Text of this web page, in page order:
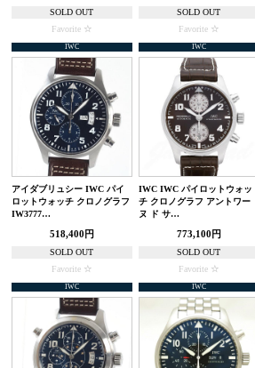
SOLD OUT
Favorite
SOLD OUT
Favorite
IWC
アイダブリュシー IWC パイ
ロットウォッチ クロノグラフ
IW3777…
518,400円
SOLD OUT
Favorite
IWC
IWC IWC パイロットウォッ
チ クロノグラフ アントワー
ヌ ド サ…
773,100円
SOLD OUT
Favorite
IWC IWC